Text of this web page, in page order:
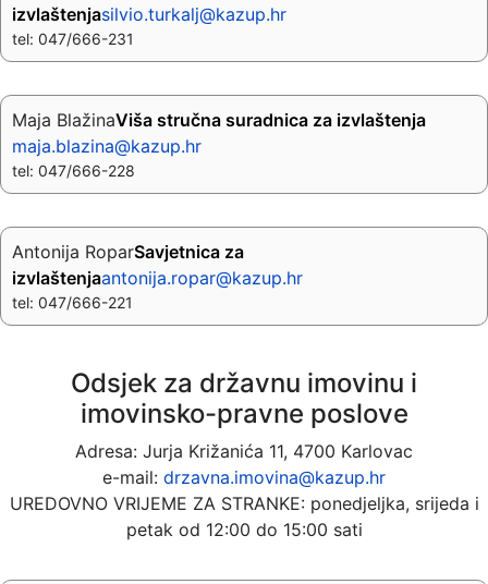
izvlaštenjasilvio.turkalj@kazup.hr
tel: 047/666-231
Maja BlažinaViša stručna suradnica za izvlaštenja
maja.blazina@kazup.hr
tel: 047/666-228
Antonija RoparSavjetnica za
izvlaštenjaantonija.ropar@kazup.hr
tel: 047/666-221
Odsjek za državnu imovinu i
imovinsko-pravne poslove
Adresa: Jurja Križanića 11, 4700 Karlovac
e-mail: drzavna.imovina@kazup.hr
UREDOVNO VRIJEME ZA STRANKE: ponedjeljka, srijeda i
petak od 12:00 do 15:00 sati